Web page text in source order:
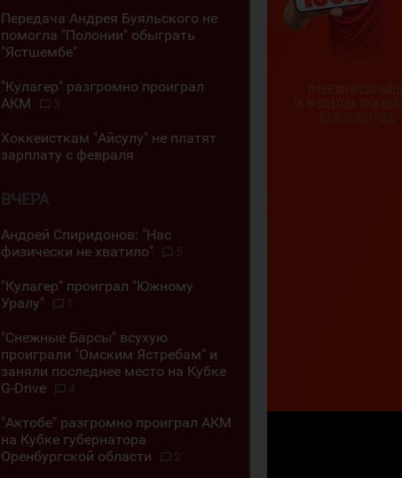
Передача Андрея Буяльского не
помогла "Полонии" обыграть
"Ястшембе"
"Кулагер" разгромно проиграл
АКМ
3
Хоккеисткам "Айсулу" не платят
зарплату с февраля
ВЧЕРА
Андрей Спиридонов: "Нас
физически не хватило"
5
"Кулагер" проиграл "Южному
Уралу"
1
"Снежные Барсы" всухую
проиграли "Омским Ястребам" и
заняли последнее место на Кубке
G-Drive
4
"Актобе" разгромно проиграл АКМ
на Кубке губернатора
Оренбургской области
2